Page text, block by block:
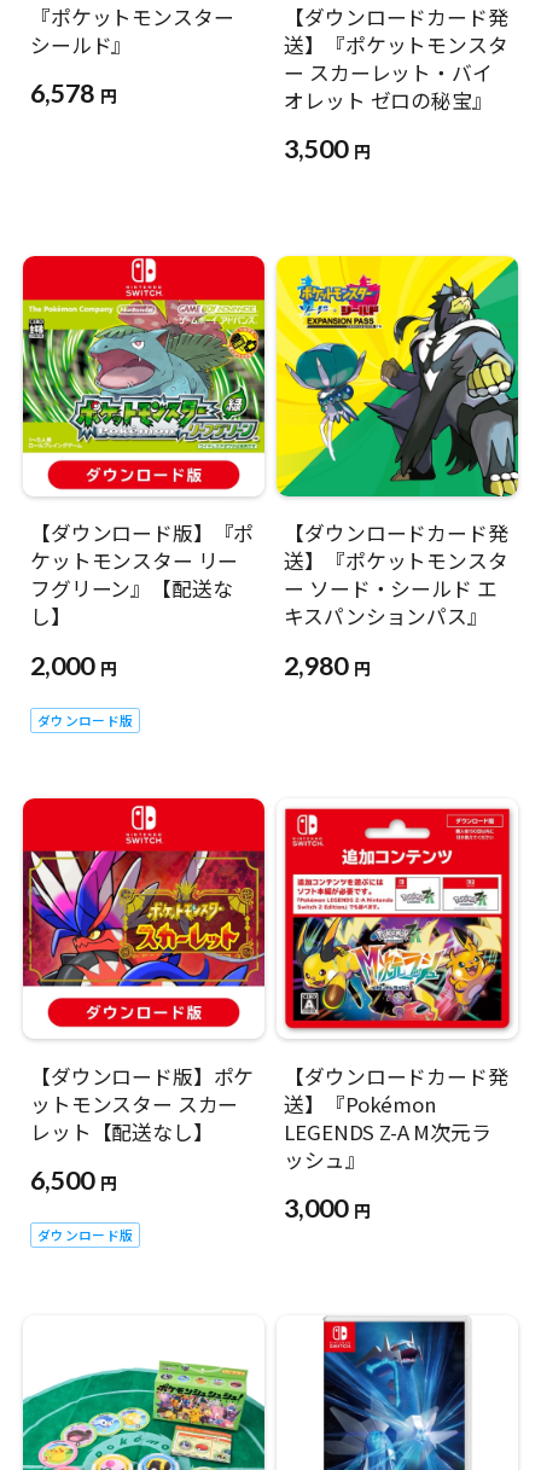
『ポケットモンスター
シールド』
6,578 円
【ダウンロードカード発
送】『ポケットモンスタ
ー スカーレット・バイ
オレット ゼロの秘宝』
3,500 円
【ダウンロード版】『ポ
ケットモンスター リー
フグリーン』【配送な
し】
2,000 円
ダウンロード版
【ダウンロードカード発
送】『ポケットモンスタ
ー ソード・シールド エ
キスパンションパス』
2,980 円
【ダウンロード版】ポケ
ットモンスター スカー
レット【配送なし】
6,500 円
ダウンロード版
【ダウンロードカード発
送】『Pokémon
LEGENDS Z-A M次元ラ
ッシュ』
3,000 円